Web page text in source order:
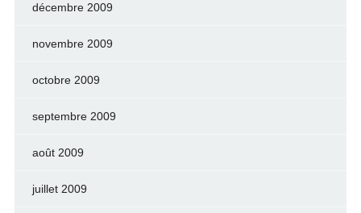
décembre 2009
novembre 2009
octobre 2009
septembre 2009
août 2009
juillet 2009